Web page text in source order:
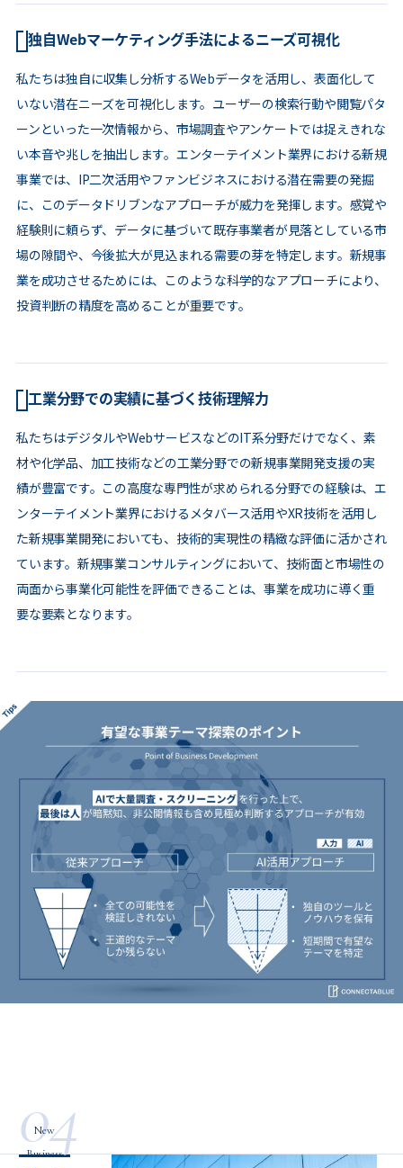
独自Webマーケティング手法によるニーズ可視化
私たちは独自に収集し分析するWebデータを活用し、表面化して
いない潜在ニーズを可視化します。ユーザーの検索行動や閲覧パタ
ーンといった一次情報から、市場調査やアンケートでは捉えきれな
い本音や兆しを抽出します。エンターテイメント業界における新規
事業では、IP二次活用やファンビジネスにおける潜在需要の発掘
に、このデータドリブンなアプローチが威力を発揮します。感覚や
経験則に頼らず、データに基づいて既存事業者が見落としている市
場の隙間や、今後拡大が見込まれる需要の芽を特定します。新規事
業を成功させるためには、このような科学的なアプローチにより、
投資判断の精度を高めることが重要です。
工業分野での実績に基づく技術理解力
私たちはデジタルやWebサービスなどのIT系分野だけでなく、素
材や化学品、加工技術などの工業分野での新規事業開発支援の実
績が豊富です。この高度な専門性が求められる分野での経験は、エ
ンターテイメント業界におけるメタバース活用やXR技術を活用し
た新規事業開発においても、技術的実現性の精緻な評価に活かされ
ています。新規事業コンサルティングにおいて、技術面と市場性の
両面から事業化可能性を評価できることは、事業を成功に導く重
要な要素となります。
04
New
Business